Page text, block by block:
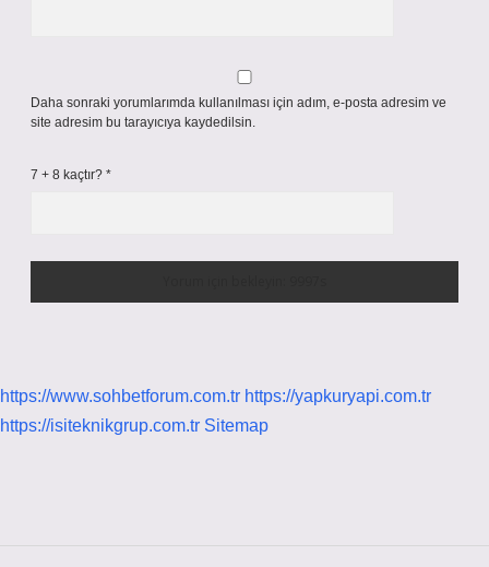
Daha sonraki yorumlarımda kullanılması için adım, e-posta adresim ve
site adresim bu tarayıcıya kaydedilsin.
7 + 8 kaçtır? *
https://www.sohbetforum.com.tr https://yapkuryapi.com.tr
https://isiteknikgrup.com.tr Sitemap